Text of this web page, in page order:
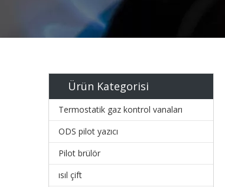
Ürün Kategorisi
Termostatik gaz kontrol vanaları
ODS pilot yazıcı
Pilot brülör
ısıl çift